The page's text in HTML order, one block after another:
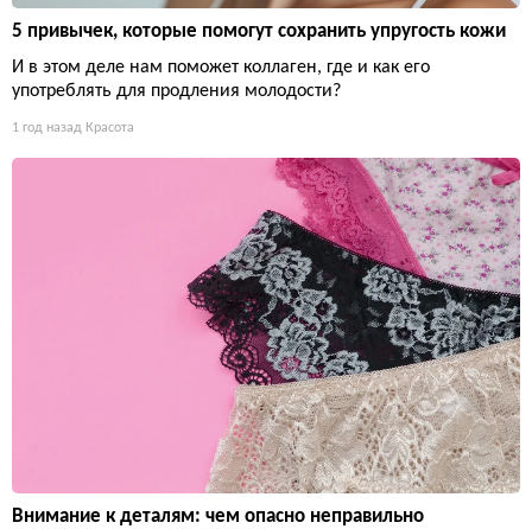
5 привычек, которые помогут сохранить упругость кожи
И в этом деле нам поможет коллаген, где и как его
употреблять для продления молодости?
1 год назад Красота
Внимание к деталям: чем опасно неправильно